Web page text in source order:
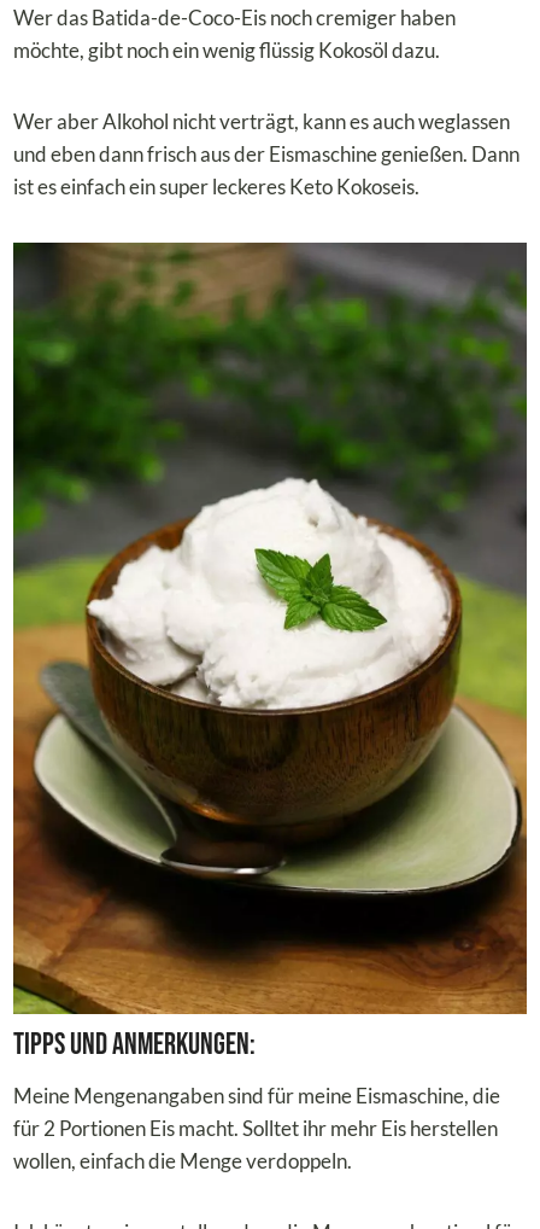
Wer das Batida-de-Coco-Eis noch cremiger haben
möchte, gibt noch ein wenig flüssig Kokosöl dazu.
Wer aber Alkohol nicht verträgt, kann es auch weglassen
und eben dann frisch aus der Eismaschine genießen. Dann
ist es einfach ein super leckeres Keto Kokoseis.
Tipps und Anmerkungen:
Meine Mengenangaben sind für meine Eismaschine, die
für 2 Portionen Eis macht. Solltet ihr mehr Eis herstellen
wollen, einfach die Menge verdoppeln.